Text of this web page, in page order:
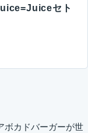
セト
ボカドバーガーが世